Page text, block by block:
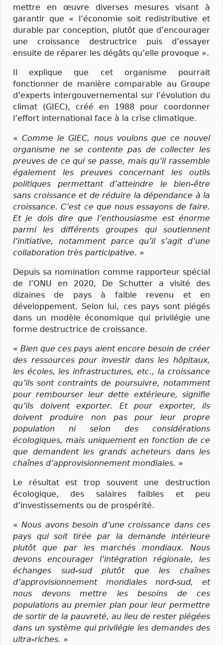
mettre en œuvre diverses mesures visant à
garantir que « l’économie soit redistributive et
durable par conception, plutôt que d’encourager
une croissance destructrice puis d’essayer
ensuite de réparer les dégâts qu’elle provoque ».
Il explique que cet organisme pourrait
fonctionner de manière comparable au Groupe
d’experts intergouvernemental sur l’évolution du
climat (GIEC), créé en 1988 pour coordonner
l’effort international face à la crise climatique.
«Comme le GIEC, nous voulons que ce nouvel
organisme ne se contente pas de collecter les
preuves de ce qui se passe, mais qu’il rassemble
également les preuves concernant les outils
politiques permettant d’atteindre le bien-être
sans croissance et de réduire la dépendance à la
croissance. C’est ce que nous essayons de faire.
Et je dois dire que l’enthousiasme est énorme
parmi les différents groupes qui soutiennent
l’initiative, notamment parce qu’il s’agit d’une
collaboration très participative. »
Depuis sa nomination comme rapporteur spécial
de l’ONU en 2020, De Schutter a visité des
dizaines de pays à faible revenu et en
développement. Selon lui, ces pays sont piégés
dans un modèle économique qui privilégie une
forme destructrice de croissance.
«Bien que ces pays aient encore besoin de créer
des ressources pour investir dans les hôpitaux,
les écoles, les infrastructures, etc., la croissance
qu’ils sont contraints de poursuivre, notamment
pour rembourser leur dette extérieure, signifie
qu’ils doivent exporter. Et pour exporter, ils
doivent produire non pas pour leur propre
population ni selon des considérations
écologiques, mais uniquement en fonction de ce
que demandent les grands acheteurs dans les
chaînes d’approvisionnement mondiales. »
Le résultat est trop souvent une destruction
écologique, des salaires faibles et peu
d’investissements ou de prospérité.
«Nous avons besoin d’une croissance dans ces
pays qui soit tirée par la demande intérieure
plutôt que par les marchés mondiaux. Nous
devons encourager l’intégration régionale, les
échanges sud-sud plutôt que les chaînes
d’approvisionnement mondiales nord-sud, et
nous devons mettre les besoins de ces
populations au premier plan pour leur permettre
de sortir de la pauvreté, au lieu de rester piégées
dans un système qui privilégie les demandes des
ultra-riches. »